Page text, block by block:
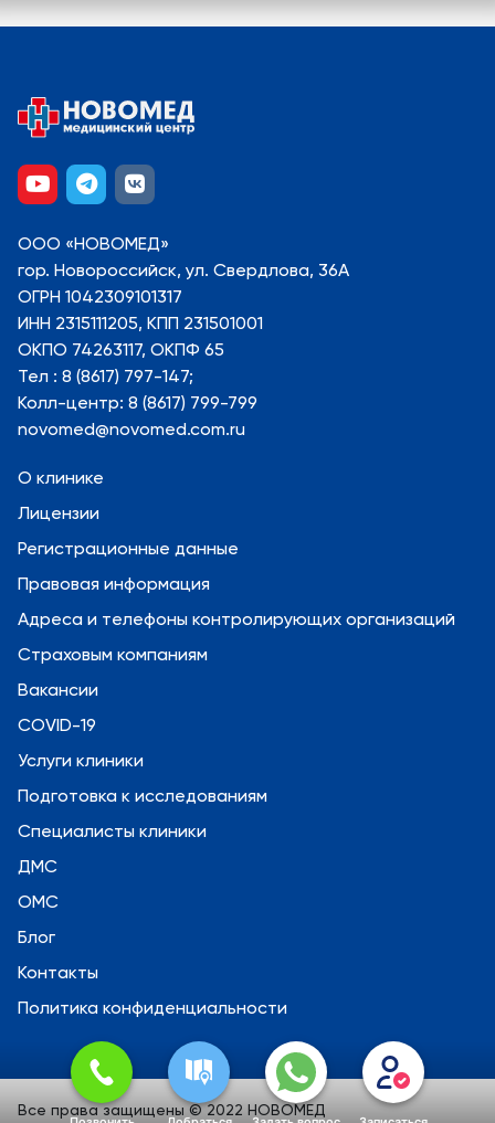
ООО «НОВОМЕД»
гор. Новороссийск, ул. Свердлова, 36А
ОГРН 1042309101317
ИНН 2315111205, КПП 231501001
ОКПО 74263117, ОКПФ 65
Тел : 8 (8617) 797-147;
Колл-центр: 8 (8617) 799-799
novomed@novomed.com.ru
О клинике
Лицензии
Регистрационные данные
Правовая информация
Адреса и телефоны контролирующих организаций
Страховым компаниям
Вакансии
COVID-19
Услуги клиники
Подготовка к исследованиям
Специалисты клиники
ДМС
ОМС
Блог
Контакты
Политика конфиденциальности
Все права защищены © 2022 НОВОМЕД